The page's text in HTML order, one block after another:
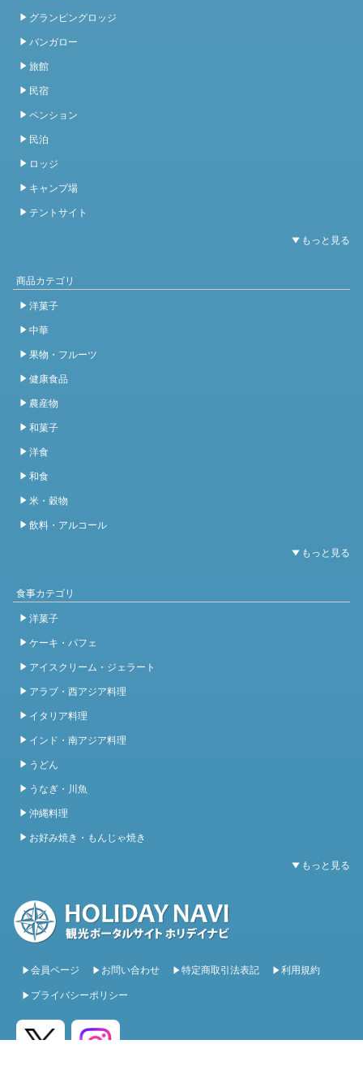
グランピングロッジ
バンガロー
旅館
民宿
ペンション
民泊
ロッジ
キャンプ場
テントサイト
商品カテゴリ
洋菓子
中華
果物・フルーツ
健康食品
農産物
和菓子
洋食
和食
米・穀物
飲料・アルコール
食事カテゴリ
洋菓子
ケーキ・パフェ
アイスクリーム・ジェラート
アラブ・西アジア料理
イタリア料理
インド・南アジア料理
うどん
うなぎ・川魚
沖縄料理
お好み焼き・もんじゃ焼き
会員ページ お問い合わせ 特定商取引法表記
利用規約
プライバシーポリシー